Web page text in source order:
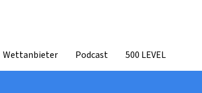
Wettanbieter Podcast 500 LEVEL